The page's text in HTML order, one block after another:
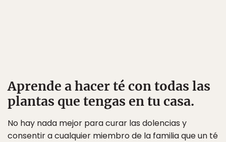
Aprende a hacer té con todas las
plantas que tengas en tu casa.
No hay nada mejor para curar las dolencias y
consentir a cualquier miembro de la familia que un té